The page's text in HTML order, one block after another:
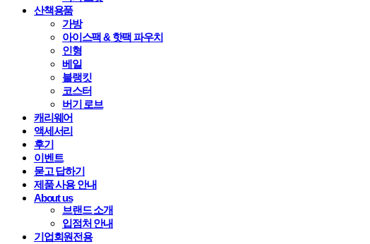
산책용품
가방
아이스팩 & 핫팩 파우치
인형
베일
블랭킷
코스터
버기 로브
캐리웨어
액세서리
후기
이벤트
묻고 답하기
제품 사용 안내
About us
브랜드 소개
입점처 안내
기업회원전용